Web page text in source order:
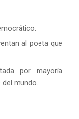
al poeta que
por mayoría
mundo.